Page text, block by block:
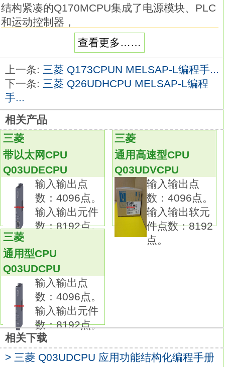
结构紧凑的Q170MCPU集成了电源模块、PLC
和运动控制器，
并内置了包装设备中使用的增量型同步编码器
信号和标记检测信号所需的接口，
不需另外添加相应的模块Q03UDECPU编程手
册。
其他多CPU平台, 需要做许多的选型配置才能
确保运动CPU和PLC CPU正常通讯,
这将花费工程师许多宝贵时间
而这一棘手的问题由Q170MCPU通过无缝的将
顺序控制和运动控制完美的结合在一起而彻底
解决。
因此, 只需进行简单的多CPU设置即可启动系
统，并进行后续的编程以及调试工作。8通道。
输入：DC0~20mA。
输出（分辨率）：0~4000；-4000~4000；
0~12000；-12000~12000；
0~16000；-16000~16000Q03UDECPU编程
手册。
转换速度：80μs/1通道。
18点端子台。输入电压范围：AC100-240V。
输出电压：DC5V/24V。
输出电源：0.6A。
简化程序调试。
可使用带执行条件的软元件测试功能，在程序
上的任意步，
查看更多……
上一条: 三菱 Q173CPUN MELSAP-L编程手...
下一条: 三菱 Q26UDHCPU MELSAP-L编程
手...
相关产品
三菱
带以太网CPU
Q03UDECPU
输入输出点
数：4096点。
输入输出元件
数：8192点。
三菱
通用高速型CPU
Q03UDVCPU
输入输出点
数：4096点。
输入输出软元
件点数：8192
点。
三菱
通用型CPU
Q03UDCPU
输入输出点
数：4096点。
输入输出元件
数：8192点。
相关下载
> 三菱 Q03UDCPU 应用功能结构化编程手册